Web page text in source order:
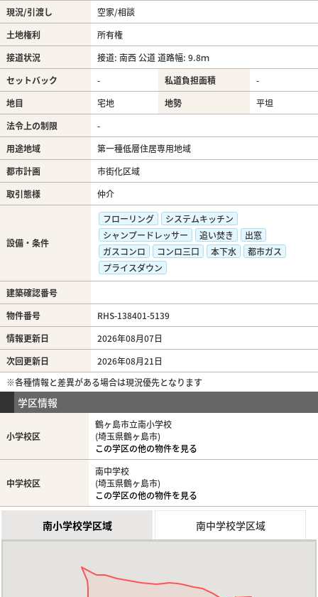
現況/引渡し
空家/相談
土地権利
所有権
接道状況
接道: 南西 公道 道路幅: 9.8ｍ
セットバック
- 私道負担面積
-
地目
宅地 地勢
平坦
法令上の制限
-
用途地域
第一種低層住居専用地域
都市計画
市街化区域
取引態様
仲介
設備・条件
フローリング
システムキッチン
シャンプードレッサー
追い焚き
出窓
ガスコンロ
コンロ三口 本下水
都市ガス
プライスダウン
建築確認番号
物件番号
RHS-138401-5139
情報更新日
2026年08月07日
次回更新日
2026年08月21日
※各種情報と差異がある場合は現況優先となります
学区情報
小学校区
鶴ヶ島市立南小学校
(埼玉県鶴ヶ島市)
この学区の他の物件を見る
中学校区
南中学校
(埼玉県鶴ヶ島市)
この学区の他の物件を見る
南小学校学区域 南中学校学区域